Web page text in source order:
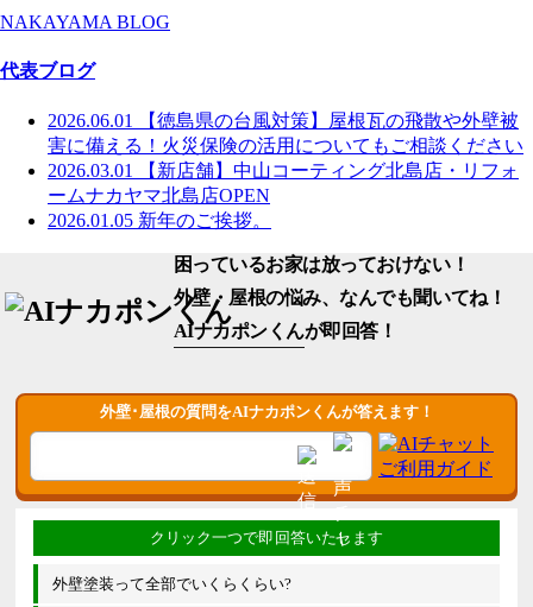
NAKAYAMA BLOG
代表ブログ
2026.06.01
【徳島県の台風対策】屋根瓦の飛散や外壁被
害に備える！火災保険の活用についてもご相談ください
2026.03.01
【新店舗】中山コーティング北島店・リフォ
ームナカヤマ北島店OPEN
2026.01.05 新年のご挨拶。
困っているお家は放っておけない！
外壁・屋根の悩み、なんでも聞いてね！
AIナカポンくんが即回答！
外壁･屋根の質問をAIナカポンくんが答えます！
外壁塗装って全部でいくらくらい?